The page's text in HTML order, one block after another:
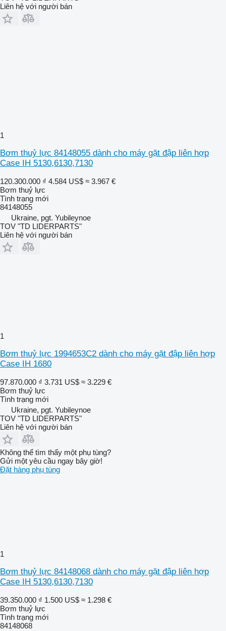
Liên hệ với người bán
1
Bơm thuỷ lực 84148055 dành cho máy gặt đập liên hợp
Case IH 5130,6130,7130
120.300.000 ₫ 4.584 US$ ≈ 3.967 €
Bơm thuỷ lực
Tình trạng mới
84148055
Ukraine, pgt. Yubileynoe
TOV "TD LIDERPARTS"
Liên hệ với người bán
1
Bơm thuỷ lực 1994653C2 dành cho máy gặt đập liên hợp
Case IH 1680
97.870.000 ₫ 3.731 US$ ≈ 3.229 €
Bơm thuỷ lực
Tình trạng mới
Ukraine, pgt. Yubileynoe
TOV "TD LIDERPARTS"
Liên hệ với người bán
Không thể tìm thấy một phụ tùng?
Gửi một yêu cầu ngay bây giờ!
Đặt hàng phụ tùng
1
Bơm thuỷ lực 84148068 dành cho máy gặt đập liên hợp
Case IH 5130,6130,7130
39.350.000 ₫ 1.500 US$ ≈ 1.298 €
Bơm thuỷ lực
Tình trạng mới
84148068